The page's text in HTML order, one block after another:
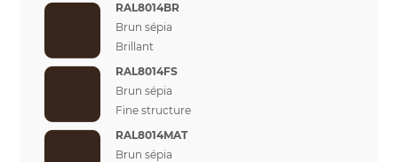
RAL8014BR
Brun sépia
Brillant
RAL8014FS
Brun sépia
Fine structure
RAL8014MAT
Brun sépia